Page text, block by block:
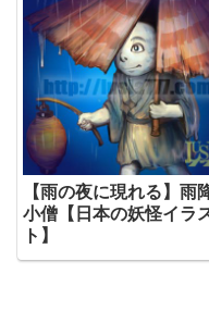
【雨の夜に現れる】雨
小僧【日本の妖怪イラ
ト】